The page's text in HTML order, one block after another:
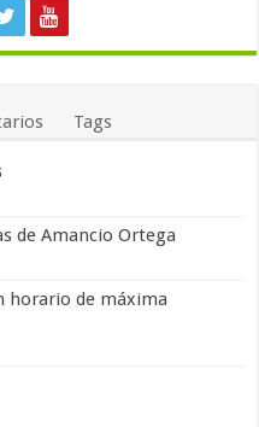
Tags
de Amancio Ortega
horario de máxima